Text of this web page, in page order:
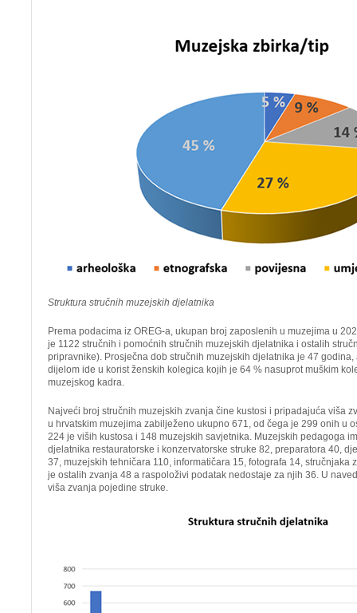
Struktura stručnih muzejskih djelatnika
Prema podacima iz OREG-a, ukupan broj zaposlenih u muzejima u
je 1122 stručnih i pomoćnih stručnih muzejskih djelatnika i ostalih
pripravnike). Prosječna dob stručnih muzejskih djelatnika je 47
dijelom ide u korist ženskih kolegica kojih je 64 % nasuprot muškim
muzejskog kadra.
Najveći broj stručnih muzejskih zvanja čine kustosi i pripadajuća viša
u hrvatskim muzejima zabilježeno ukupno 671, od čega je 299 onih u
224 je viših kustosa i 148 muzejskih savjetnika. Muzejskih pedagoga
djelatnika restauratorske i konzervatorske struke 82, preparatora 40,
37, muzejskih tehničara 110, informatičara 15, fotografa 14, stručnjaka
je ostalih zvanja 48 a raspoloživi podatak nedostaje za njih 36. U
viša zvanja pojedine struke.